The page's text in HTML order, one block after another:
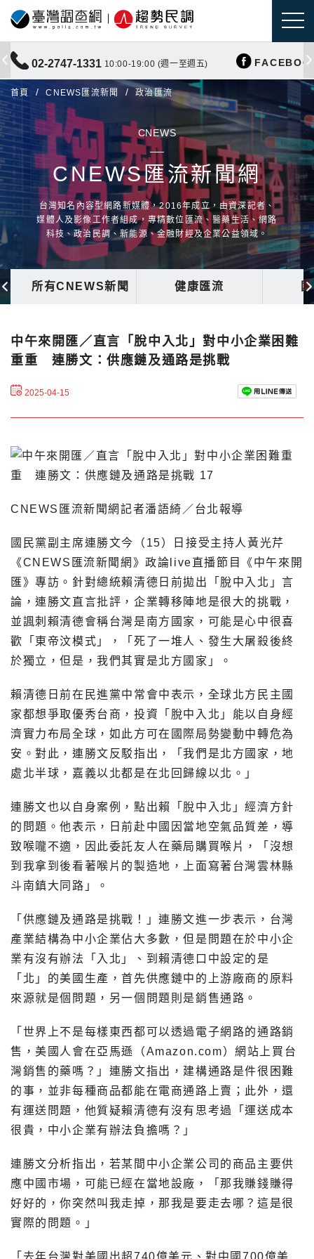
02-2747-1331 10:00-19:00 (週一至週五)
首頁 CNEWS匯流新聞 政治匯流
CNEWS
CNEWS匯流新聞網
台灣知名內容型網路新媒體，2016年成立，由資深記者、
媒體人及影像工作者組成，專精數位匯流、醫藥生活、網路
科技、政治民調、新能源、金融財經及企業公益領域。
所有CNEWS新聞 健康匯流
中午來開匯／直言「脫中入北」對中小企業困難
重重 連勝文：供應鏈及通路是挑戰
2025-04-15
CNEWS匯流新聞網記者潘語綺／台北報導
國民黨副主席連勝文今（15）日接受主持人黃光芹
《CNEWS匯流新聞網》政論live直播節目《中午來開
匯》專訪。針對總統賴清德日前拋出「脫中入北」言
論，連勝文直言批評，企業轉移陣地是很大的挑戰，
並諷刺賴清德會稱台灣是南方國家，可能是心中很喜
歡「東帝汶模式」，「死了一堆人、發生大屠殺後終
於獨立，但是，我們其實是北方國家」。
賴清德日前在民進黨中常會中表示，全球北方民主國
家都想爭取優秀台商，投資「脫中入北」能以自身經
濟實力布局全球，如此方可在國際局勢變動中轉危為
安。對此，連勝文反駁指出，「我們是北方國家，地
處北半球，嘉義以北都是在北回歸線以北。」
連勝文也以自身案例，點出賴「脫中入北」經濟方針
的問題。他表示，日前赴中國因當地空氣品質差，導
致喉嚨不適，因此委託友人在藥局購買喉片，「沒想
到我拿到後看著喉片的製造地，上面寫著台灣雲林縣
斗南鎮大同路」。
「供應鏈及通路是挑戰！」連勝文進一步表示，台灣
產業結構為中小企業佔大多數，但是問題在於中小企
業有沒有辦法「入北」、到賴清德口中設定的是
「北」的美國生產，首先供應鏈中的上游廠商的原料
來源就是個問題，另一個問題則是銷售通路。
「世界上不是每樣東西都可以透過電子網路的通路銷
售，美國人會在亞馬遜（Amazon.com）網站上買台
灣銷售的藥嗎？」連勝文指出，建構通路是件很困難
的事，並非每種商品都能在電商通路上賣；此外，還
有運送問題，他質疑賴清德有沒有思考過「運送成本
很貴，中小企業有辦法負擔嗎？」
連勝文分析指出，若某間中小企業公司的商品主要供
應中國市場，可能已經在當地設廠，「那我賺錢賺得
好好的，你突然叫我走掉，那我是要走去哪？這是很
實際的問題。」
「去年台灣對美國出超740億美元、對中國700億美